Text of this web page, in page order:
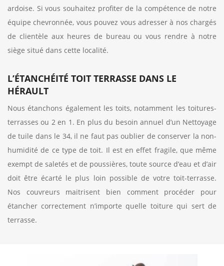
ardoise. Si vous souhaitez profiter de la compétence de notre
équipe chevronnée, vous pouvez vous adresser à nos chargés
de clientèle aux heures de bureau ou vous rendre à notre
siège situé dans cette localité.
L’ÉTANCHÉITÉ TOIT TERRASSE DANS LE
HÉRAULT
Nous étanchons également les toits, notamment les toitures-
terrasses ou 2 en 1. En plus du besoin annuel d’un Nettoyage
de tuile dans le 34, il ne faut pas oublier de conserver la non-
humidité de ce type de toit. Il est en effet fragile, que même
exempt de saletés et de poussières, toute source d’eau et d’air
doit être écarté le plus loin possible de votre toit-terrasse.
Nos couvreurs maitrisent bien comment procéder pour
étancher correctement n’importe quelle toiture qui sert de
terrasse.